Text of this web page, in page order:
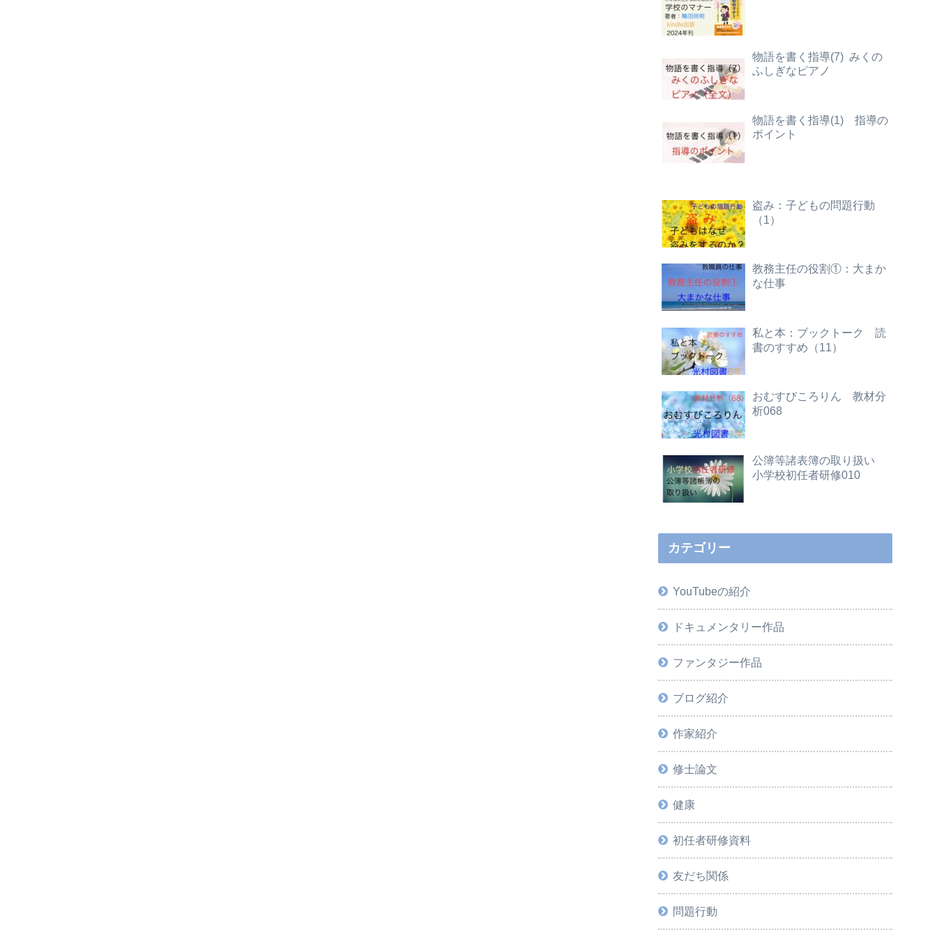
物語を書く指導(7) みくの
ふしぎなピアノ
物語を書く指導(1) 指導の
ポイント
盗み：子どもの問題行動
（1）
教務主任の役割①：大まか
な仕事
私と本：ブックトーク 読
書のすすめ（11）
おむすびころりん 教材分
析068
公簿等諸表簿の取り扱い
小学校初任者研修010
カテゴリー
YouTubeの紹介
ドキュメンタリー作品
ファンタジー作品
ブログ紹介
作家紹介
修士論文
健康
初任者研修資料
友だち関係
問題行動